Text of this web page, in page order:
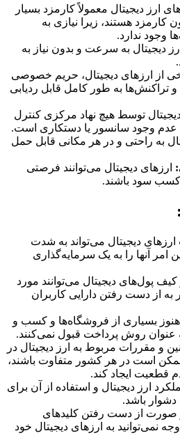
ارز دیجیتال معمولاً کارمزد بسیار
کارمزد هستند، زیرا نیازی به
وجود ندارد.
دیجیتال به سرعت و بدون نیاز به
از ارزهای دیجیتال، حریم خصوصی
به طور کامل قابل ردیابی
دیجیتال توسط هیچ نهاد مرکزی کنترل
عدم وجود سانسور یا دستکاری است.
به راحتی و در هر مکانی قابل حمل
ارزهای دیجیتال می‌توانند فرصتی
کسب سود باشند.
دیجیتال می‌تواند به شدت
امر آنها را به یک سرمایه‌گذاری
پول‌های دیجیتال می‌توانند مورد
به از دست رفتن دارایی کاربران
هنوز بسیاری از فروشگاه‌ها و کسب و
عنوان روش پرداخت قبول نمی‌کنند.
و مقررات مربوط به ارز دیجیتال در
است در هر کشور متفاوت باشند،
قطعیت ایجاد کند.
ارز دیجیتال و استفاده از آن برای
دشوار باشد.
صورت از دست رفتن کلیدهای
نمی‌توانید به ارزهای دیجیتال خود